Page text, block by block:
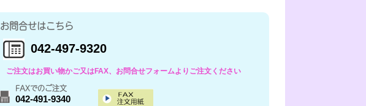
お問合せはこちら
042-497-9320
ご注文はお買い物かご又はFAX、お問合せフォームよりご注文ください
FAXでのご注文
042-491-9340